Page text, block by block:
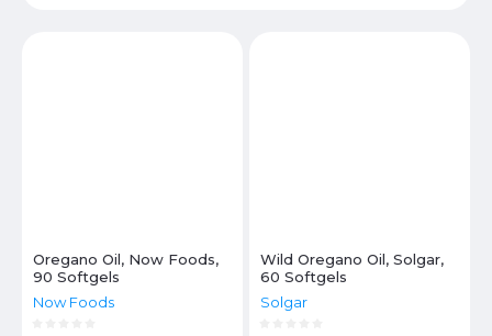
Oregano Oil, Now Foods,
90 Softgels
Now Foods
Wild Oregano Oil, Solgar,
60 Softgels
Solgar